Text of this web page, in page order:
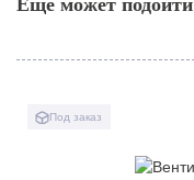
Еще может подойти
Под заказ